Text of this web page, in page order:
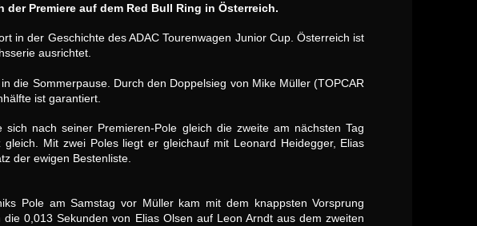
Premiere auf dem Red Bull Ring in Österreich.
in der Geschichte des ADAC Tourenwagen Junior Cup. Österreich ist
ausrichtet.
die Sommerpause. Durch den Doppelsieg von Mike Müller (TOPCAR
ist garantiert.
nach seiner Premieren-Pole gleich die zweite am nächsten Tag
Mit zwei Poles liegt er gleichauf mit Leonard Heidegger, Elias
der ewigen Bestenliste.
Pole am Samstag vor Müller kam mit dem knappsten Vorsprung
0,013 Sekunden von Elias Olsen auf Leon Arndt aus dem zweiten